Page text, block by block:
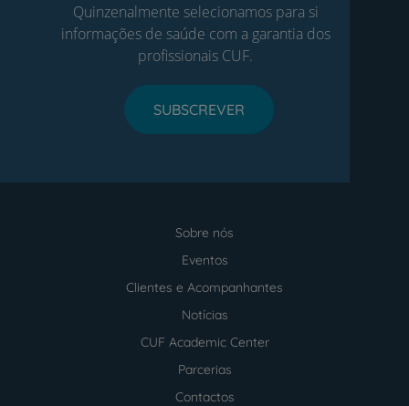
Quinzenalmente selecionamos para si
informações de saúde com a garantia dos
profissionais CUF.
SUBSCREVER
Sobre nós
Eventos
Clientes e Acompanhantes
Notícias
CUF Academic Center
Parcerias
Contactos